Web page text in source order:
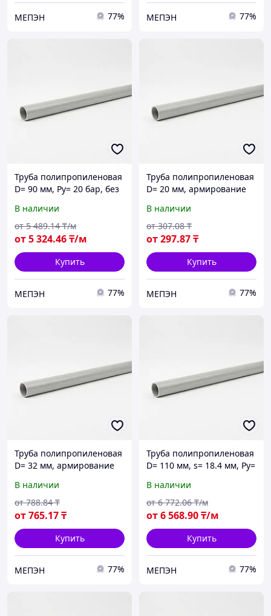
МЕПЭН 77% МЕПЭН 77%
Труба полипропиленовая
D= 90 мм, Ру= 20 бар, без
В наличии
от5 324.46₸/м
от 5 489.14 ₸/м
Купить
МЕПЭН 77%
Труба полипропиленовая
D= 20 мм, армирование
В наличии
от297.87₸
от 307.08 ₸
Купить
МЕПЭН 77%
Труба полипропиленовая
D= 32 мм, армирование
В наличии
от765.17₸
от 788.84 ₸
Купить
МЕПЭН 77%
Труба полипропиленовая
D= 110 мм, s= 18.4 мм, Ру=
В наличии
от6 568.90₸/м
от 6 772.06 ₸/м
Купить
МЕПЭН 77%